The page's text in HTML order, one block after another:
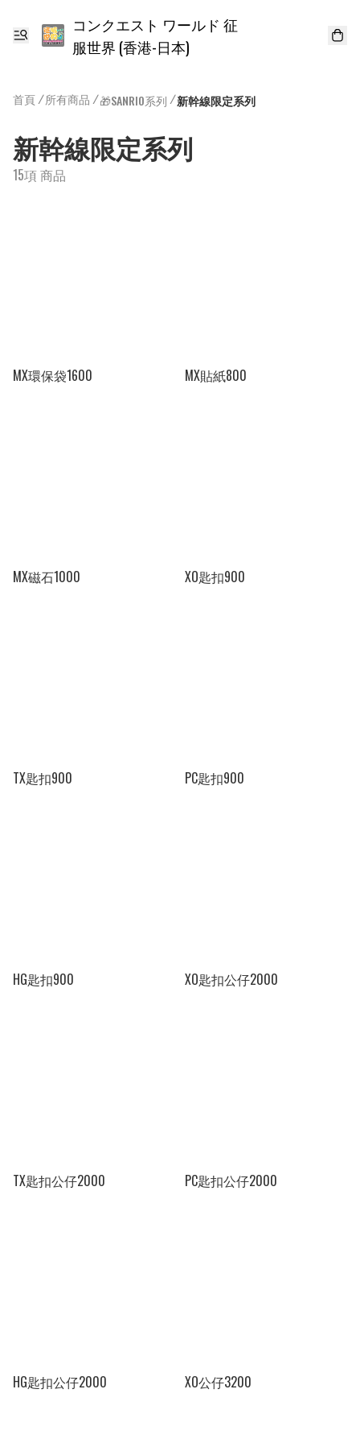
コンクエスト ワールド 征
服世界 (香港-日本)
首頁/所有商品 /🎁SANRIO系列 /新幹線限定系列
新幹線限定系列
15項 商品
MX環保袋1600 MX貼紙800
MX磁石1000 XO匙扣900
TX匙扣900 PC匙扣900
HG匙扣900 XO匙扣公仔2000
TX匙扣公仔2000 PC匙扣公仔2000
HG匙扣公仔2000 XO公仔3200